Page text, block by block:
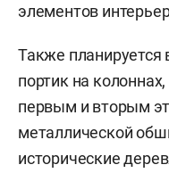
элементов
Также планируется
портик на
первым и вторым
металлической
исторические